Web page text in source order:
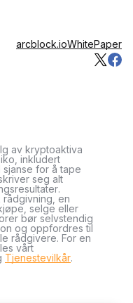
arcblock.ioWhitePaper
av kryptoaktiva
inkludert
for å tape
seg alt
rådgivning, en
selge eller
bør selvstendig
og oppfordres til
rådgivere. For en
vårt
Tjenestevilkår.